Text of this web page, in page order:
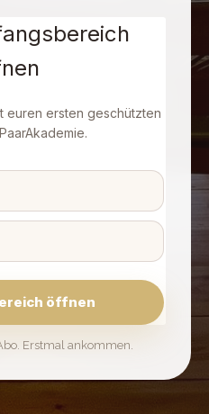
euren ersten geschützten
öffnen
Erstmal ankommen.